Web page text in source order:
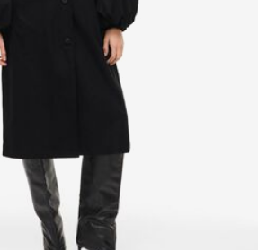
Return & Exchange